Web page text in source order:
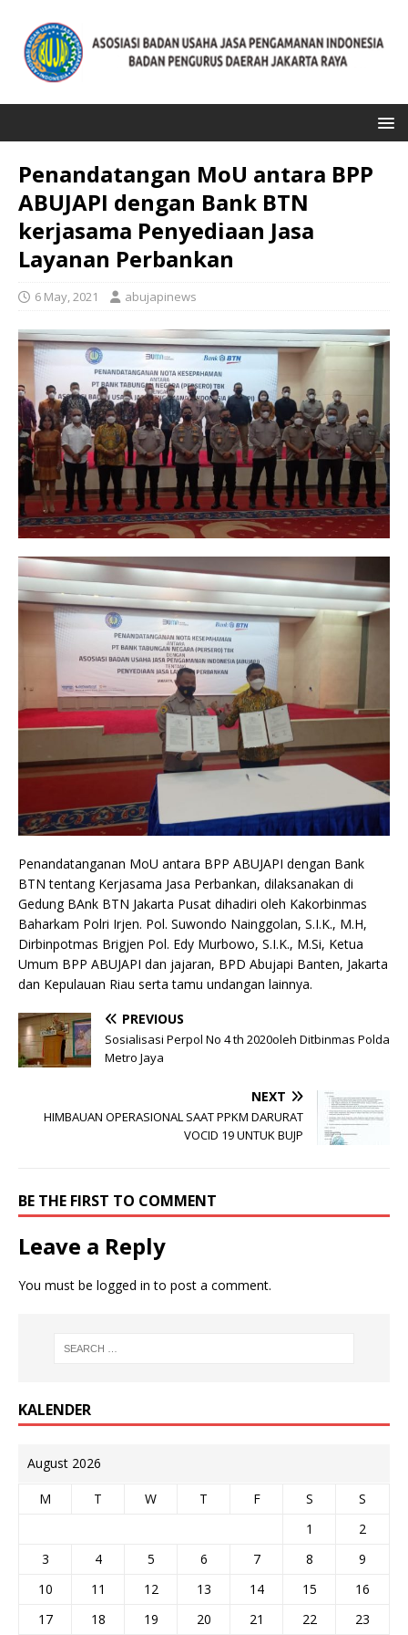
Penandatangan MoU antara BPP
ABUJAPI dengan Bank BTN
kerjasama Penyediaan Jasa
Layanan Perbankan
6 May, 2021 abujapinews
Penandatanganan MoU antara BPP ABUJAPI dengan Bank
BTN tentang Kerjasama Jasa Perbankan, dilaksanakan di
Gedung BAnk BTN Jakarta Pusat dihadiri oleh Kakorbinmas
Baharkam Polri Irjen. Pol. Suwondo Nainggolan, S.I.K., M.H,
Dirbinpotmas Brigjen Pol. Edy Murbowo, S.I.K., M.Si, Ketua
Umum BPP ABUJAPI dan jajaran, BPD Abujapi Banten, Jakarta
dan Kepulauan Riau serta tamu undangan lainnya.
PREVIOUS
Sosialisasi Perpol No 4 th 2020oleh Ditbinmas Polda
Metro Jaya
NEXT
HIMBAUAN OPERASIONAL SAAT PPKM DARURAT
VOCID 19 UNTUK BUJP
BE THE FIRST TO COMMENT
Leave a Reply
You must be logged in to post a comment.
KALENDER
August 2026
M T W T F S
S
1
2
3
4 5 6 7 8
9
10
11 12 13 14 15
16
17
18 19 20 21 22 23